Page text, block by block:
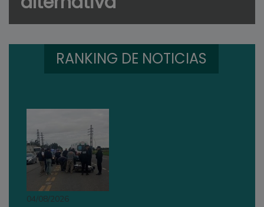
RANKING DE NOTICIAS
04/08/2026